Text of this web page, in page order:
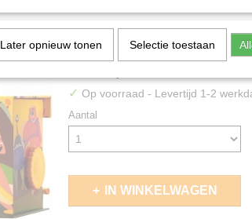
Hot Streak -
€ 50,95
✓ Op voorraad - Levertijd 1-2
Aantal
IN WINKELWAGEN
Later opnieuw tonen Selectie toestaan